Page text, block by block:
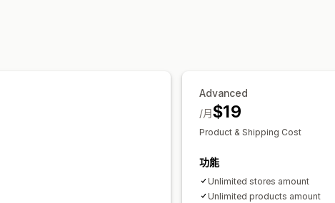
Advanced
$19
/月
Product & Shipping Cost
功能
Unlimited stores amount
Unlimited products amount